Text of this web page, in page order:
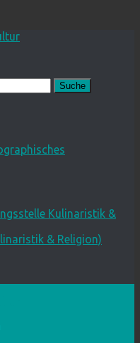
Kulinaristik &
& Religion)